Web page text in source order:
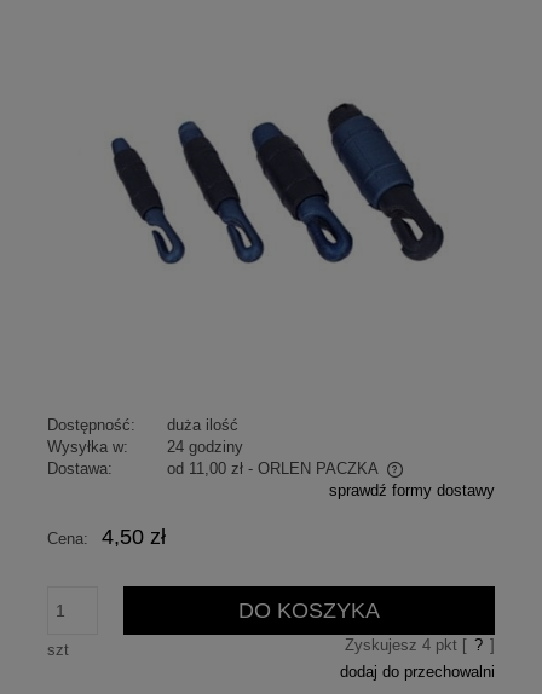
Dostępność:
duża ilość
Wysyłka w:
24 godziny
Dostawa:
od 11,00 zł - ORLEN PACZKA
Cena nie zawiera ewentualnych kosztów płatności
sprawdź formy dostawy
Cena: 4,50 zł
szt
DO KOSZYKA
Zyskujesz 4pkt [ ? ]
dodaj do przechowalni